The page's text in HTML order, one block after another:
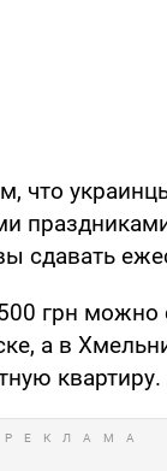
что
сдавать
грн можно
а в
квартиру.